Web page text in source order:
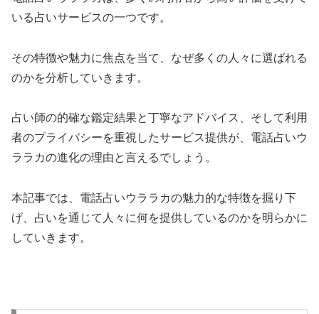
いる占いサービスの一つです。
その特徴や魅力に焦点を当て、なぜ多くの人々に選ばれる
のかを分析していきます。
占い師の的確な鑑定結果と丁寧なアドバイス、そして利用
者のプライバシーを重視したサービス提供が、電話占いウ
ララカの進化の理由と言えるでしょう。
本記事では、電話占いウララカの魅力的な特徴を掘り下
げ、占いを通じて人々に何を提供しているのかを明らかに
していきます。